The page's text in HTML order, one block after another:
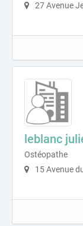
27 Avenue
leblanc
Ostéopathe
15 Avenue